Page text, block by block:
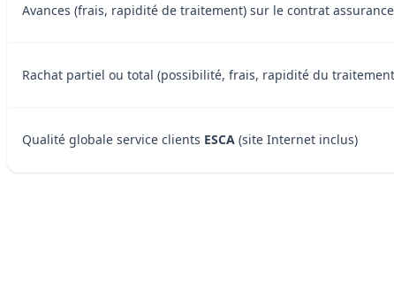
Avances (frais, rapidité de traitement) sur le contrat assurance
Rachat partiel ou total (possibilité, frais, rapidité du
Qualité globale service clients ESCA (site Internet inclus)